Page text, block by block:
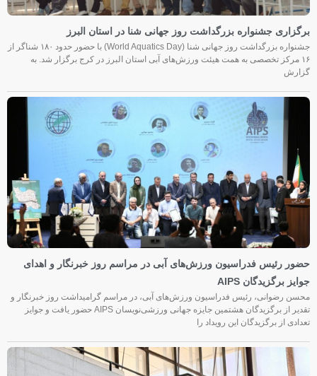
برگزاری جشنواره بزرگداشت روز جهانی شنا در استان البرز
جشنواره بزرگداشت روز جهانی شنا (World Aquatics Day) با حضور حدود ۱۸۰ شناگر از
۱۶ مرکز تخصصی به همت هیئت ورزش‌های آبی استان البرز در کرج برگزار شد. به
گزارش
حضور رئیس فدراسیون ورزش‌های آبی در مراسم روز خبرنگار و اهدای
جوایز برگزیدگان AIPS
محسن رضوانی، رئیس فدراسیون ورزش‌های آبی، در مراسم گرامیداشت روز خبرنگار و
تقدیر از برگزیدگان هشتمین جایزه جهانی ورزشی‌نویسان AIPS حضور یافت و جوایز
تعدادی از برگزیدگان این رویداد را